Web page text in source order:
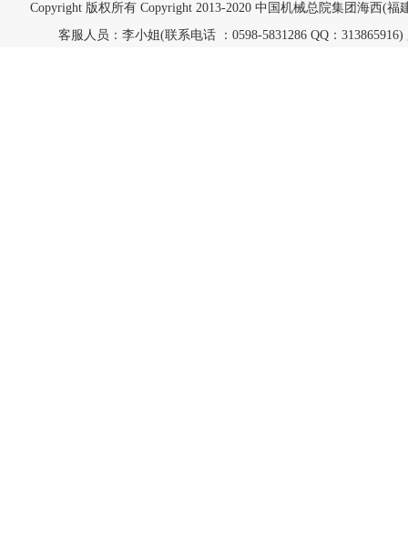
Copyright 版权所有 Copyright 2013-2020 中国机械总院集团海西(
客服人员：李小姐(联系电话 ：0598-5831286 QQ：